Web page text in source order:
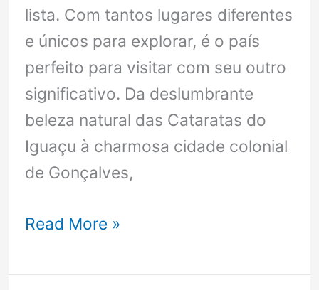
lista. Com tantos lugares diferentes
e únicos para explorar, é o país
perfeito para visitar com seu outro
significativo. Da deslumbrante
beleza natural das Cataratas do
Iguaçu à charmosa cidade colonial
de Gonçalves,
Destinos
de
Read More »